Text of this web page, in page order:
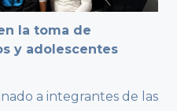
la toma de
y adolescentes
a integrantes de las